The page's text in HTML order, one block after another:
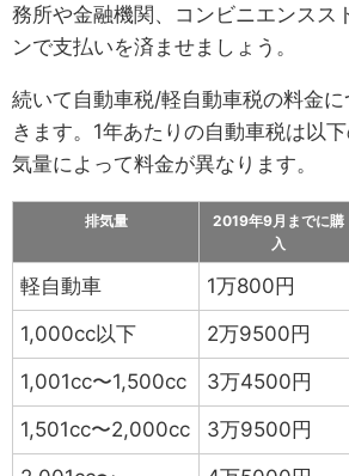
務所や金融機関、コンビニエンスス
ンで支払いを済ませましょう。
続いて自動車税/軽自動車税の料金
きます。1年あたりの自動車税は以
気量によって料金が異なります。
排気量
2019年9月までに購
入
軽自動車 1万800円
1,000cc以下
2万9500円
1,001cc〜1,500cc
3万4500円
1,501cc〜2,000cc
3万9500円